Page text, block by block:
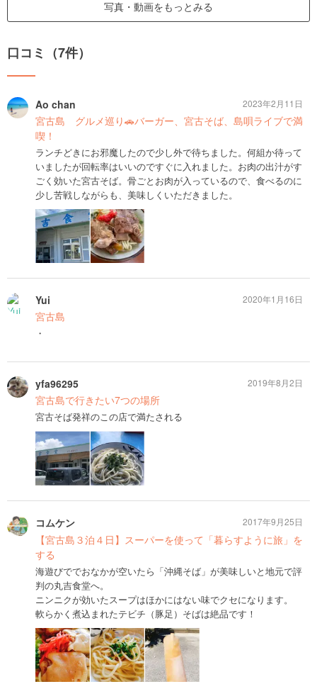
写真・動画をもっとみる
口コミ（7件）
Ao chan
宮古島 グルメ巡り🚗バーガー、宮古そば、島唄ライブで満
喫！
ランチどきにお邪魔したので少し外で待ちました。何組か待って
いましたが回転率はいいのですぐに入れました。お肉の出汁がす
ごく効いた宮古そば。骨ごとお肉が入っているので、食べるのに
少し苦戦しながらも、美味しくいただきました。
2023年2月11日
Yui
宮古島
・
2020年1月16日
yfa96295
宮古島で行きたい7つの場所
宮古そば発祥のこの店で満たされる
2019年8月2日
コムケン
【宮古島３泊４日】スーパーを使って「暮らすように旅」を
する
海遊びででおなかが空いたら「沖縄そば」が美味しいと地元で評
判の丸吉食堂へ。
ニンニクが効いたスープはほかにはない味でクセになります。
軟らかく煮込まれたテビチ（豚足）そばは絶品です！
2017年9月25日